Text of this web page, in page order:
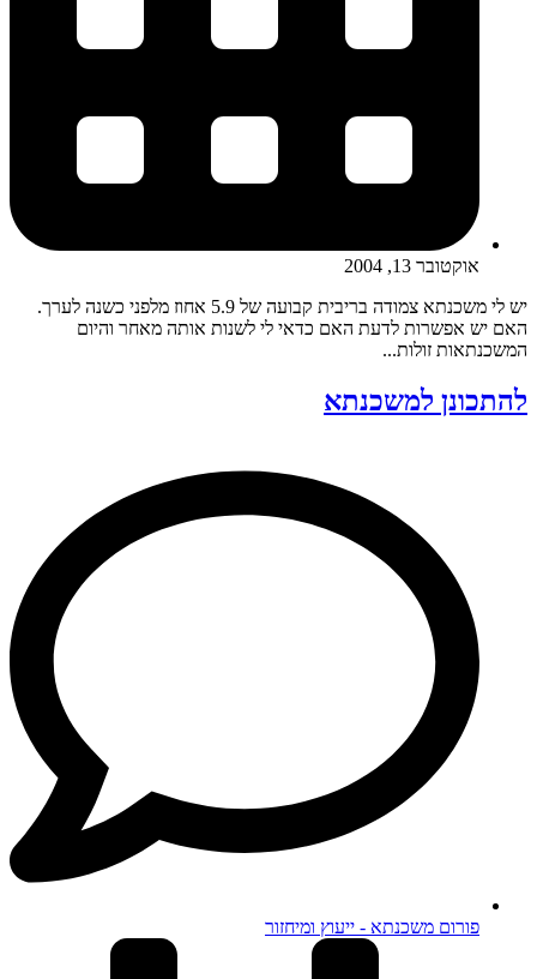
אוקטובר 13, 2004
יש לי משכנתא צמודה בריבית קבועה של 5.9 אחוז מלפני כשנה לערך.
האם יש אפשרות לדעת האם כדאי לי לשנות אותה מאחר והיום
המשכנתאות זולות...
להתכונן למשכנתא
פורום משכנתא - ייעוץ ומיחזור